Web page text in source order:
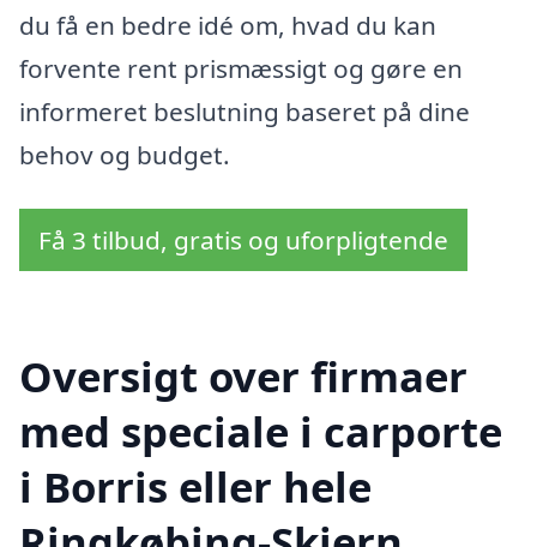
du få en bedre idé om, hvad du kan
forvente rent prismæssigt og gøre en
informeret beslutning baseret på dine
behov og budget.
Få 3 tilbud, gratis og uforpligtende
Oversigt over firmaer
med speciale i carporte
i Borris eller hele